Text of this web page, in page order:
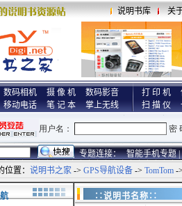
说明书库 关
数码相机 摄 像 机
数码影音
移动电话
笔 记 本 掌上无线
打 印 机
扫 描 仪
专题连接： 智能手机专题 |
位置： 说明书之家 -> GPS导航设备 -> TomTom -
∷说明书名